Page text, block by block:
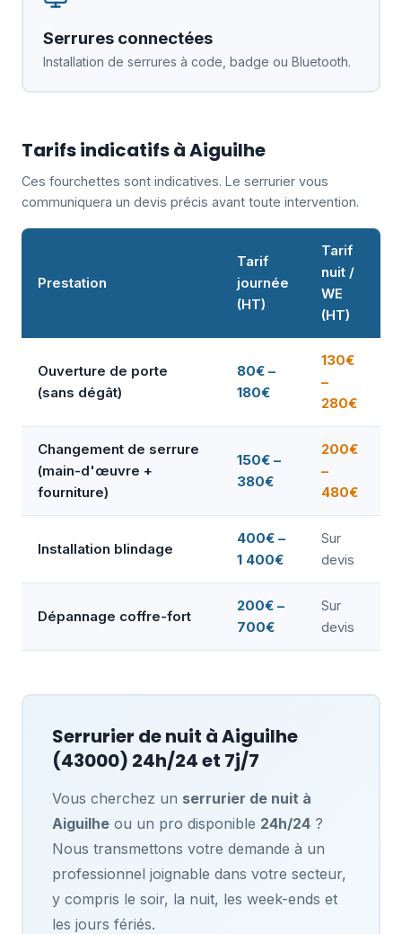
Serrures connectées
Installation de serrures à code, badge ou Bluetooth.
Tarifs indicatifs à Aiguilhe
Ces fourchettes sont indicatives. Le serrurier vous
communiquera un devis précis avant toute intervention.
Prestation
Tarif
journée
(HT)
Tarif
nuit /
WE
(HT)
Ouverture de porte
(sans dégât)
80€ –
180€
130€
–
280€
Changement de serrure
(main-d'œuvre +
fourniture)
150€ –
380€
200€
–
480€
Installation blindage
400€ –
1 400€
Sur
devis
Dépannage coffre-fort
200€ –
700€
Sur
devis
Serrurier de nuit àAiguilhe
(43000) 24h/24 et 7j/7
Vous cherchez un serrurier de nuit à
Aiguilheou un pro disponible 24h/24?
Nous transmettons votre demande à un
professionnel joignable dans votre secteur,
y compris le soir, la nuit, les week-ends et
les jours fériés.